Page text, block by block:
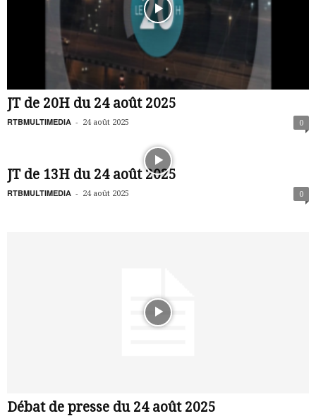
JT de 20H du 24 août 2025
RTBMULTIMEDIA - 24 août 2025 0
JT de 13H du 24 août 2025
RTBMULTIMEDIA - 24 août 2025 0
Débat de presse du 24 août 2025